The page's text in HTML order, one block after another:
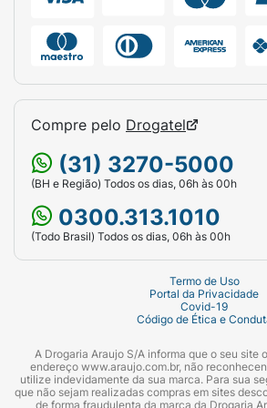
Produto:Shampoo.
Aminoácidos.
Diferenciais:Fórmula Vegana,
Vegetais.
Compre pelo Drogatel
(31) 3270-5000
(BH e Região) Todos os dias, 06h às 00h
0300.313.1010
(Todo Brasil) Todos os dias, 06h às 00h
Termo de Uso
Portal da Privacidade
Covid-19
Código de Ética e
A Drogaria Araujo S/A informa que o seu site
endereço www.araujo.com.br, não
utilize indevidamente da sua marca. Para sua
que não sejam realizadas compras em sites
de forma fraudulenta da marca da Drogaria